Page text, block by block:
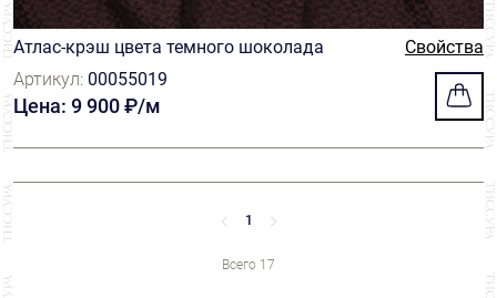
Атлас-крэш цвета темного шоколада
Свойства
Артикул: 00055019
Цена: 9 900 ₽/м
1
Всего 17